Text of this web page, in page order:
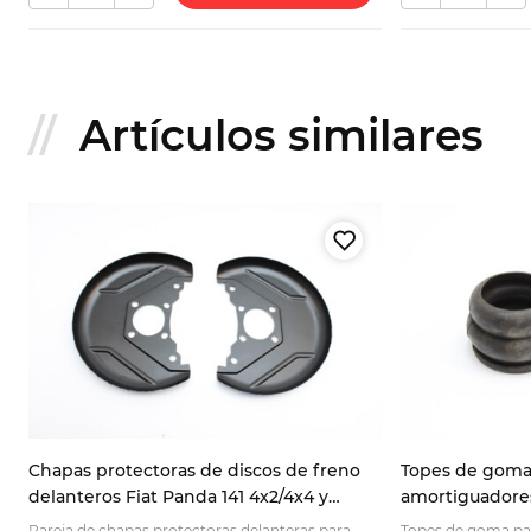
Artículos similares
Chapas protectoras de discos de freno
delanteros Fiat Panda 141 4x2/4x4 y
Lancia Y10 7602956
Topes de
Fiat 127 Fiat